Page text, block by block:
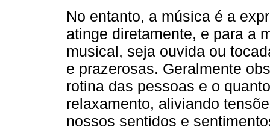
No entanto, a música é a
atinge diretamente, e para a
musical, seja ouvida ou
e prazerosas. Geralmente
rotina das pessoas e o
relaxamento, aliviando
nossos sentidos e